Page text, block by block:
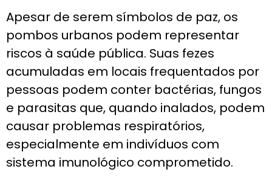
Apesar de serem símbolos de paz, os
pombos urbanos podem representar
riscos à saúde pública. Suas fezes
acumuladas em locais frequentados por
pessoas podem conter bactérias, fungos
e parasitas que, quando inalados, podem
causar problemas respiratórios,
especialmente em indivíduos com
sistema imunológico comprometido.